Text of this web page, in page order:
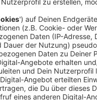
Der Albumtitel steht für
Geschichte". Auf dem
Geschichte basierten.
es sechs weitere Songs
Einer davon ist "Wonders"
bewaffnet in eine Schule